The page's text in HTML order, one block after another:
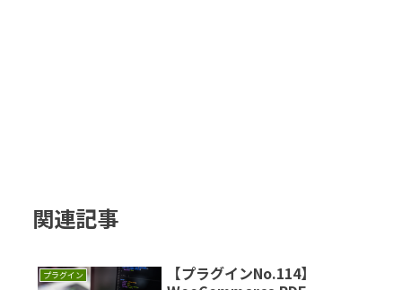
関連記事
プラグイン
【プラグインNo.114】